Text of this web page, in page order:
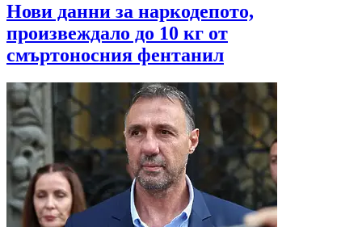
Нови данни за наркодепото,
произвеждало до 10 кг от
смъртоносния фентанил